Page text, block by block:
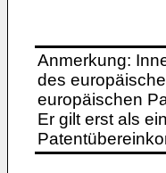
Anmerkung:
des
europäischen
Er gilt erst als